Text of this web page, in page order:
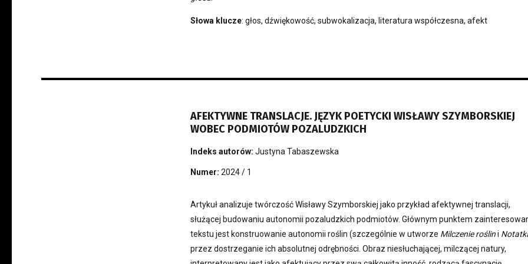
Słowa klucze: głos, dźwiękowość, subwokalizacja, literatura współczesna, afekt
AFEKTYWNE TRANSLACJE. JĘZYK POETYCKI WISŁAWY SZYMBORSKIEJ
WOBEC PODMIOTÓW POZALUDZKICH
Indeks autorów: Justyna Tabaszewska
Numer: 2024 / 1
Artykuł analizuje twórczość Wisławy Szymborskiej jako przykład afektywnej translacji,
służącej budowaniu autonomii pozaludzkich podmiotów. Głównym punktem
tekstu jest konstruowanie autonomii roślin (szczególnie w utworze Milczenie roślini
przez dostrzeganie ich absolutnej odrębności. Obraz niesłuchającej, milczącej natury,